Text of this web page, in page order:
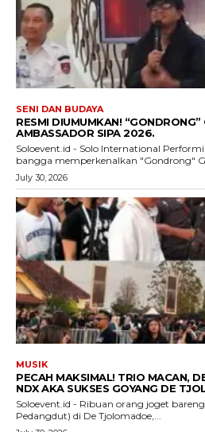
SENI DAN BUDAYA
RESMI DIUMUMKAN!
AMBASSADOR SIPA 2026.
Soloevent.id - Solo International
bangga memperkenalkan "Gondrong"
July 30, 2026
MUSIK
PECAH MAKSIMAL! TRIO MACAN,
NDX AKA SUKSES GOYANG DE
Soloevent.id - Ribuan orang joget bareng
Pedangdut) di De Tjolomadoe,...